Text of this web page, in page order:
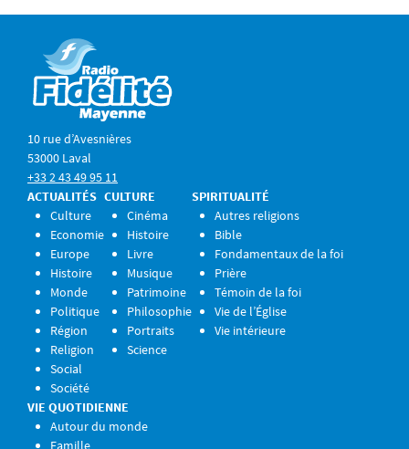
10 rue d’Avesnières
53000 Laval
+33 2 43 49 95 11
ACTUALITÉS
Culture
Economie
Europe
Histoire
Monde
Politique
Région
Religion
Social
Société
CULTURE
Cinéma
Histoire
Livre
Musique
Patrimoine
Philosophie
Portraits
Science
SPIRITUALITÉ
Autres religions
Bible
Fondamentaux de la foi
Prière
Témoin de la foi
Vie de l’Église
Vie intérieure
VIE QUOTIDIENNE
Autour du monde
Famille